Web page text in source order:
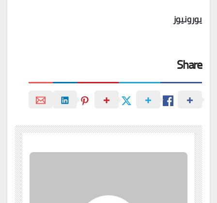
يورونيوز
Share